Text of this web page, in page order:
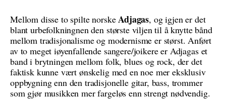
Mellom disse to spilte norskeAdjagas, og igjen er det
blant urbefolkningnen den største viljen til å knytte bånd
mellom tradisjonalisme og modernisme er størst. Anført
av to meget iøyenfallende sangere/joikere er Adjagas et
band i brytningen mellom folk, blues og rock, der det
faktisk kunne vært ønskelig med en noe mer eksklusiv
oppbygning enn den tradisjonelle gitar, bass, trommer
som gjør musikken mer fargeløs enn strengt nødvendig.